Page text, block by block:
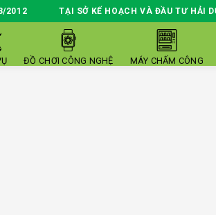
2012 TẠI SỞ KẾ HOẠCH VÀ ĐẦU TƯ HẢI
ĐỒ CHƠI CÔNG NGHỆ MÁY CHẤM CÔNG